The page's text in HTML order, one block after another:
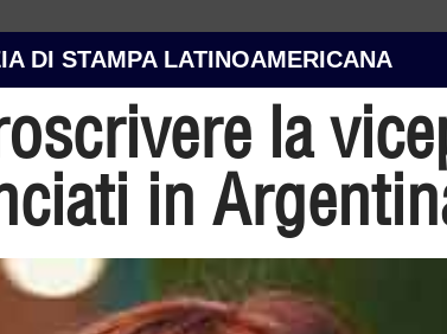
DI STAMPA LATINOAMERICANA
la
in